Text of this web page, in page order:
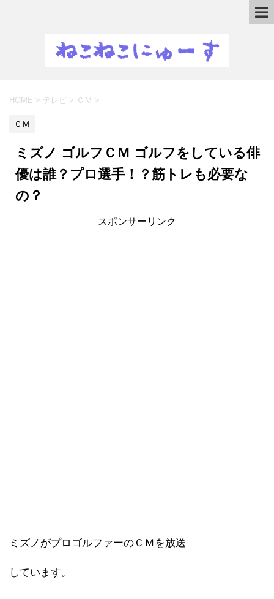
HOME > テレビ > ＣＭ >
ＣＭ
ミズノ ゴルフＣＭ ゴルフをしている俳
優は誰？プロ選手！？筋トレも必要な
の？
スポンサーリンク
ミズノがプロゴルファーのＣＭを放送
しています。